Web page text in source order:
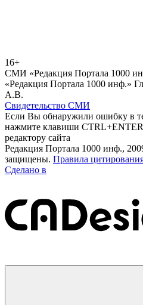
16+
СМИ «Редакция Портала 1000
«Редакция Портала 1000 инф.»
А.В.
Свидетельство СМИ
Если Вы обнаружили ошибку в
нажмите клавиши
редактору сайта
Редакция Портала 1000 инф.,
защищены. Правила
Сделано в